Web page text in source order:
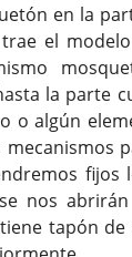
en la
el
la parte
o algún
mecanismos
fijos
nos
tapón